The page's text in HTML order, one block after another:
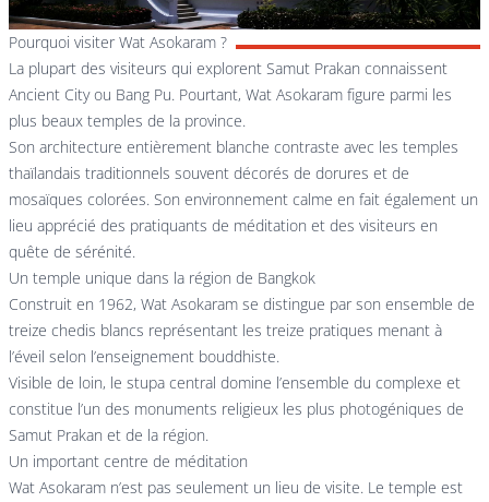
Pourquoi visiter Wat Asokaram ?
La plupart des visiteurs qui explorent Samut Prakan connaissent
Ancient Cityou Bang Pu. Pourtant, Wat Asokaram figure parmi les
plus beaux temples de la province.
Son architecture entièrement blanche contraste avec les temples
thaïlandais traditionnels souvent décorés de dorures et de
mosaïques colorées. Son environnement calme en fait également un
lieu apprécié des pratiquants de méditation et des visiteurs en
quête de sérénité.
Un temple unique dans la région de Bangkok
Construit en 1962, Wat Asokaram se distingue par son ensemble de
treize chedis blancs représentant les treize pratiques menant à
l’éveil selon l’enseignement bouddhiste.
Visible de loin, le stupa central domine l’ensemble du complexe et
constitue l’un des monuments religieux les plus photogéniques de
Samut Prakan et de la région.
Un important centre de méditation
Wat Asokaram n’est pas seulement un lieu de visite. Le temple est